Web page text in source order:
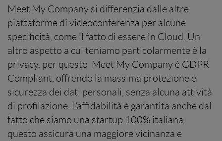
Meet My Company si differenzia dalle altre
piattaforme di videoconferenza per alcune
specificità, come il fatto di essere in Cloud. Un
altro aspetto a cui teniamo particolarmente è la
privacy, per questo Meet My Company è GDPR
Compliant, offrendo la massima protezione e
sicurezza dei dati personali, senza alcuna attività
di profilazione. L’affidabilità è garantita anche dal
fatto che siamo una startup 100% italiana:
questo assicura una maggiore vicinanza e